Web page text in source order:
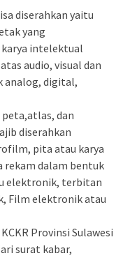
diserahkan yaitu
yang
karya intelektual
audio, visual dan
analog, digital,
dan
diserahkan
pita atau karya
rekam dalam bentuk
elektronik, terbitan
Film elektronik atau
Provinsi Sulawesi
surat kabar,